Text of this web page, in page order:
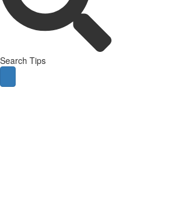
Search Tips